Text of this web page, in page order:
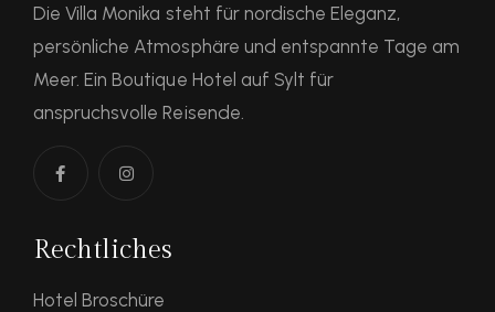
Die Villa Monika steht für nordische Eleganz,
persönliche Atmosphäre und entspannte Tage am
Meer. Ein Boutique Hotel auf Sylt für
anspruchsvolle Reisende.
Rechtliches
Hotel Broschüre